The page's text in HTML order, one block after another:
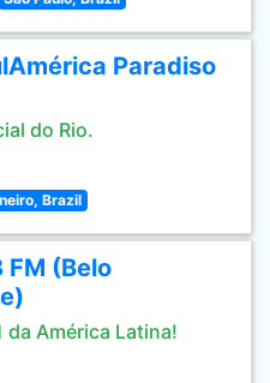
Paradiso
do Rio.
Brazil
FM (Belo
da América Latina!